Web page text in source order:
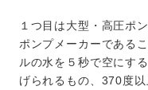
１つ目は大型・高圧ポ
ポンプメーカーである
ルの水を５秒で空にす
げられるもの、370度